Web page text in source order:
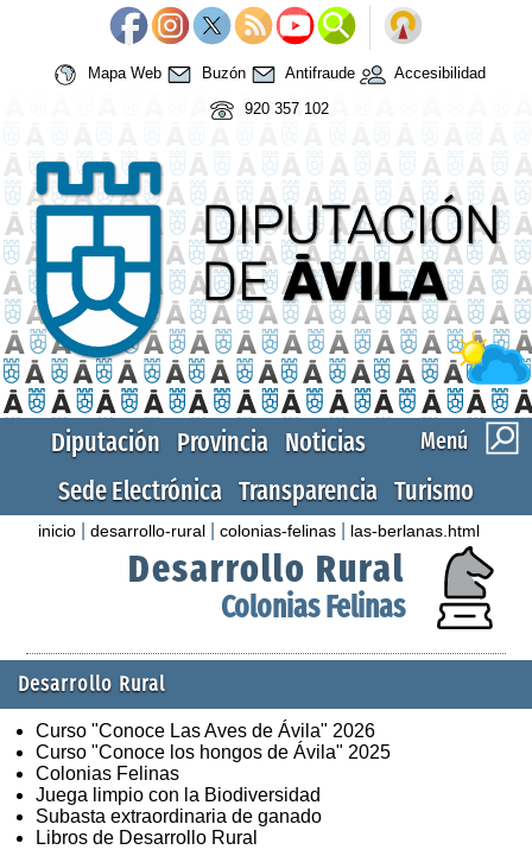
Mapa Web Buzón Antifraude
Accesibilidad
920 357 102
Menú
Diputación Provincia Noticias
Sede Electrónica Transparencia Turismo
inicio |desarrollo-rural |colonias-felinas las-berlanas.html
Desarrollo Rural
Colonias Felinas
Desarrollo Rural
Curso "Conoce Las Aves de Ávila" 2026
Curso "Conoce los hongos de Ávila" 2025
Colonias Felinas
Juega limpio con la Biodiversidad
Subasta extraordinaria de ganado
Libros de Desarrollo Rural